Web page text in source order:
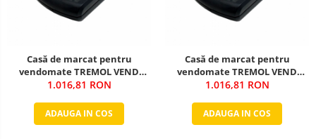
Casă de marcat pentru
vendomate TREMOL VEND
protocol MDB
1.016,81 RON
ADAUGA IN COS
Casă de marcat pentru
vendomate TREMOL VEND
protocol EXECUTIV
1.016,81 RON
ADAUGA IN COS